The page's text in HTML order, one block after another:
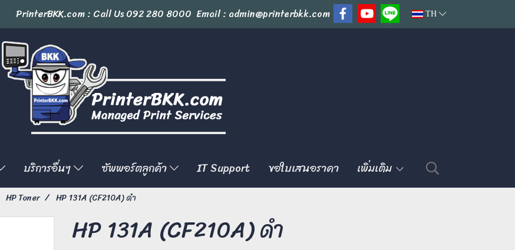
PrinterBKK.com : Call Us092 280 8000 Email : admin@printerbkk.com TH
บริการอื่นๆ ซัพพอร์ตลูกค้า IT Support ขอใบเสนอราคา เพิ่มเติม
HP Toner HP 131A (CF210A) ดำ
HP 131A (CF210A) ดำ